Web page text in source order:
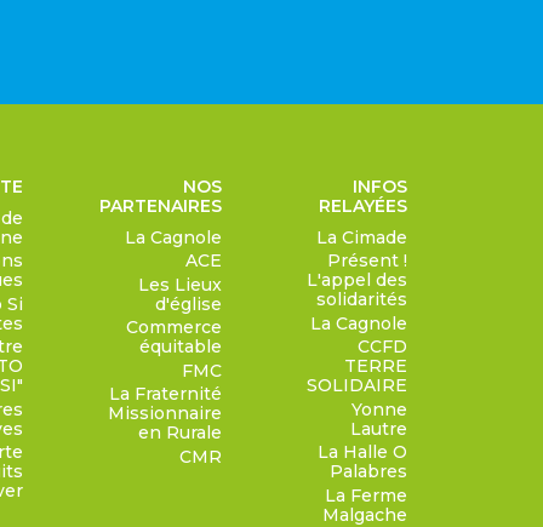
Si
SI"
NOS
PARTENAIRES
La Cagnole
ACE
Les Lieux
d'église
Commerce
équitable
FMC
La Fraternité
Missionnaire
en Rurale
CMR
INFOS
RELAYÉES
La Cimade
Présent !
L'appel des
solidarités
La Cagnole
CCFD
TERRE
SOLIDAIRE
Yonne
Lautre
La Halle O
Palabres
La Ferme
Malgache